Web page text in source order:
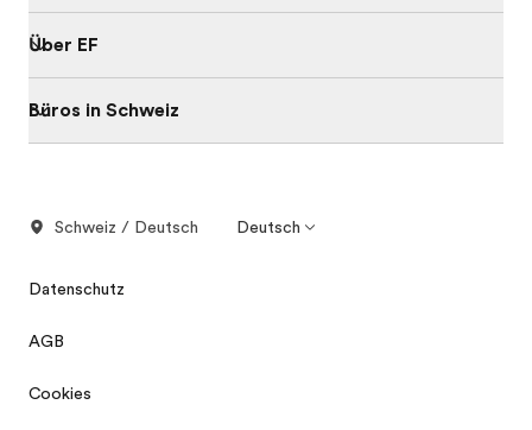
Über EF
Büros in Schweiz
Schweiz / Deutsch Deutsch
Datenschutz
AGB
Cookies